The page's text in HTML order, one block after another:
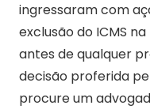
ingressaram com
exclusão do ICMS na
antes de qualquer
decisão proferida
procure um